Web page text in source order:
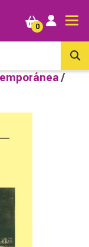
0
/